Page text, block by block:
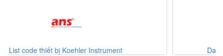
Danh mục thiết bị Erhardt-leimer Việt